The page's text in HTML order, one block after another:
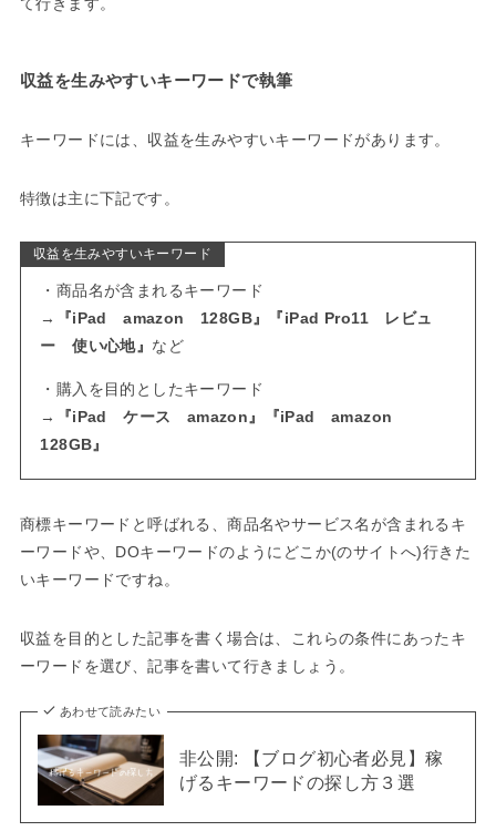
収益を生みやすいキーワードで執筆
キーワードには、収益を生みやすいキーワードがあります。
特徴は主に下記です。
収益を生みやすいキーワード
・商品名が含まれるキーワード
→
『iPad amazon 128GB』『iPad Pro11 レビュ
ー 使い心地』 など
・購入を目的としたキーワード
→
『iPad ケース amazon』『iPad amazon
128GB』
商標キーワードと呼ばれる、商品名やサービス名が含まれるキ
ーワードや、DOキーワードのようにどこか(のサイトへ)行きた
いキーワードですね。
収益を目的とした記事を書く場合は、これらの条件にあったキ
ーワードを選び、記事を書いて行きましょう。
あわせて読みたい
非公開: 【ブログ初心者必見】稼
げるキーワードの探し方３選